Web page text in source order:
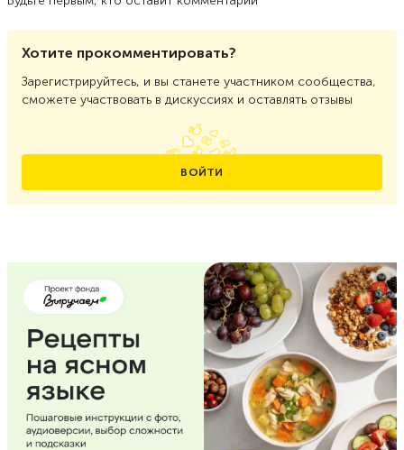
Хотите прокомментировать?
Зарегистрируйтесь, и вы станете участником сообщества,
сможете участвовать в дискуссиях и оставлять отзывы
ВОЙТИ